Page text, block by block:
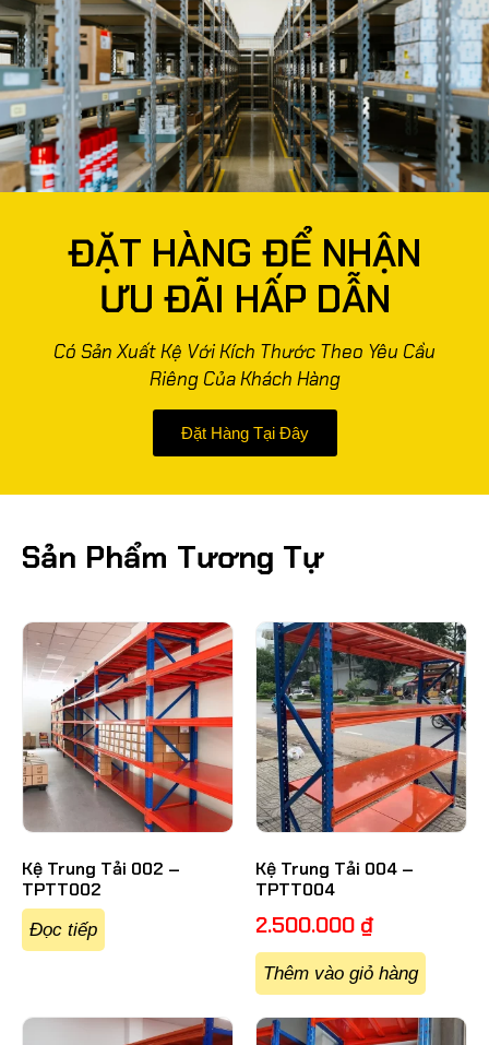
ĐẶT HÀNG ĐỂ NHẬN
ƯU ĐÃI HẤP DẪN
Có Sản Xuất Kệ Với Kích Thước Theo Yêu Cầu
Riêng Của Khách Hàng
Đặt Hàng Tại Đây
Sản Phẩm Tương Tự
Kệ Trung Tải 002 –
TPTT002
Đọc tiếp
Kệ Trung Tải 004 –
TPTT004
2.500.000 ₫
Thêm vào giỏ hàng